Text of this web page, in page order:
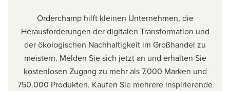
Orderchamp hilft kleinen Unternehmen, die
Herausforderungen der digitalen Transformation und
der ökologischen Nachhaltigkeit im Großhandel zu
meistern. Melden Sie sich jetzt an und erhalten Sie
kostenlosen Zugang zu mehr als 7.000 Marken und
750.000 Produkten. Kaufen Sie mehrere inspirierende